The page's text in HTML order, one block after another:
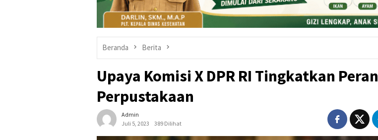
Beranda Berita
Upaya Komisi X DPR RI Tingkatkan Peran
Perpustakaan
Admin
Juli 5, 2023
389 Dilihat